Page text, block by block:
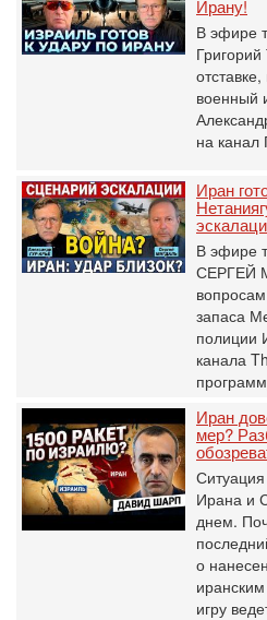
Ирану!
В эфире
военный
на
Иран
В эфире
СЕРГЕЙ
запаса
полиции
канала
Иран
мер?
Ситуация
Ирана и
днем.
о
игру